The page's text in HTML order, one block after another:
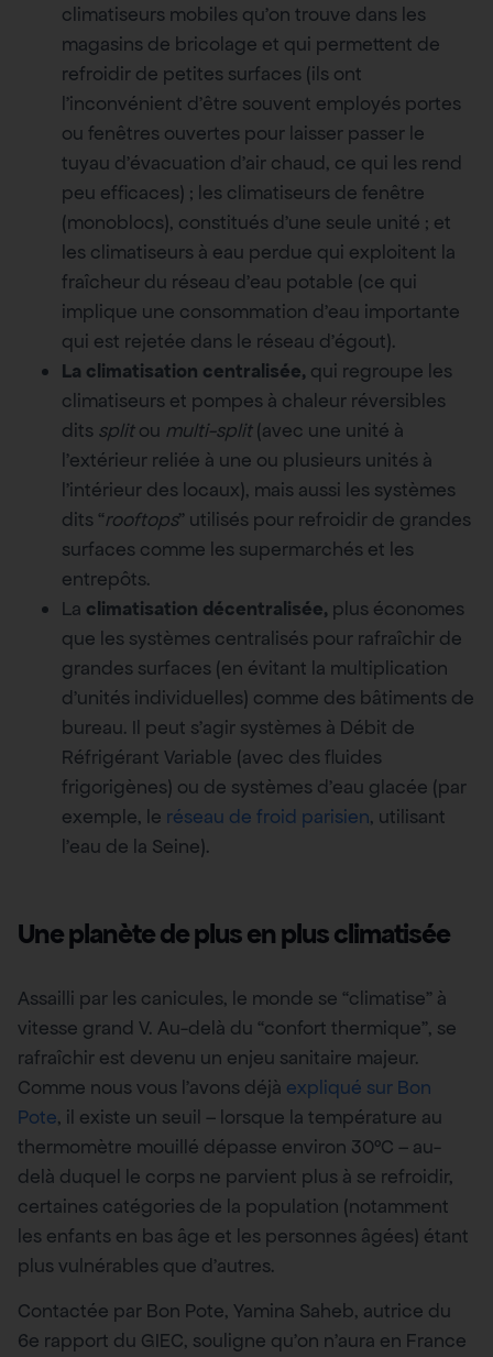
climatiseurs mobiles qu’on trouve dans les
magasins de bricolage et qui permettent de
refroidir de petites surfaces (ils ont
l’inconvénient d’être souvent employés portes
ou fenêtres ouvertes pour laisser passer le
tuyau d’évacuation d’air chaud, ce qui les rend
peu efficaces) ; les climatiseurs de fenêtre
(monoblocs), constitués d’une seule unité ; et
les climatiseurs à eau perdue qui exploitent la
fraîcheur du réseau d’eau potable (ce qui
implique une consommation d’eau importante
qui est rejetée dans le réseau d’égout).
La climatisation centralisée, qui regroupe les
climatiseurs et pompes à chaleur réversibles
dits splitou multi-split(avec une unité à
l’extérieur reliée à une ou plusieurs unités à
l’intérieur des locaux), mais aussi les systèmes
dits “rooftops” utilisés pour refroidir de grandes
surfaces comme les supermarchés et les
entrepôts.
La climatisation décentralisée, plus économes
que les systèmes centralisés pour rafraîchir de
grandes surfaces (en évitant la multiplication
d’unités individuelles) comme des bâtiments de
bureau. Il peut s’agir systèmes à Débit de
Réfrigérant Variable (avec des fluides
frigorigènes) ou de systèmes d’eau glacée (par
exemple, le réseau de froid parisien, utilisant
l’eau de la Seine).
Une planète de plus en plus climatisée
Assailli par les canicules, le monde se “climatise” à
vitesse grand V. Au-delà du “confort thermique”, se
rafraîchir est devenu un enjeu sanitaire majeur.
Comme nous vous l’avons déjà expliqué sur Bon
Pote, il existe un seuil – lorsque la température au
thermomètre mouillé dépasse environ 30°C – au-
delà duquel le corps ne parvient plus à se refroidir,
certaines catégories de la population (notamment
les enfants en bas âge et les personnes âgées) étant
plus vulnérables que d’autres.
Contactée par Bon Pote, Yamina Saheb, autrice du
6e rapport du GIEC, souligne qu’on n’aura en France